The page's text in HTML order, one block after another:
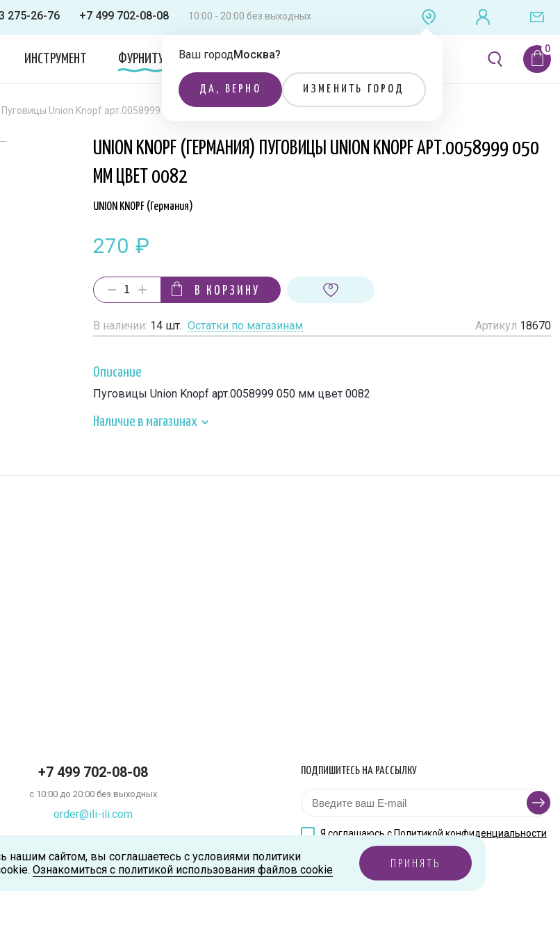
275-26-76 +7 499 702-08-08 10:00 - 20:00 без выходных
Ваш городМосква?
ДА, ВЕРНО ИЗМЕНИТЬ ГОРОД
ИНСТРУМЕНТ ФУРНИТУРА ОДЕЖДА ЛИТЕРАТУРА
Пуговицы Union Knopf арт.0058999 050 мм цвет 0082
UNION KNOPF (ГЕРМАНИЯ) ПУГОВИЦЫ UNION KNOPF АРТ.0058999 050
ММ ЦВЕТ 0082
UNION KNOPF (Германия)
270 ₽
В КОРЗИНУ
В наличии: 14 шт. Остатки по магазинам Артикул 18670
Описание
Пуговицы Union Knopf арт.0058999 050 мм цвет 0082
Наличие в магазинах
+7 499 702-08-08
с 10:00 до 20:00 без выходных
order@ili-ili.com
ПОДПИШИТЕСЬ НА РАССЫЛКУ
Я соглашаюсь сПолитикой конфиденциальности
нашим сайтом, вы соглашаетесь с условиями политики
Ознакомиться с политикой использования файлов cookie ПРИНЯТЬ